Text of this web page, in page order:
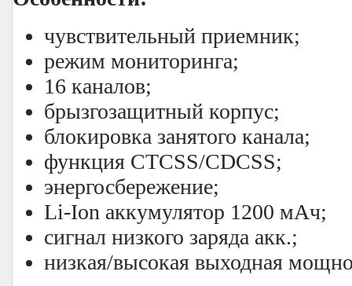
чувствительный приемник;
режим мониторинга;
16 каналов;
брызгозащитный корпус;
блокировка занятого канала;
функция CTCSS/CDCSS;
энергосбережение;
Li-Ion аккумулятор 1200 мАч;
сигнал низкого заряда акк.;
низкая/высокая выходная